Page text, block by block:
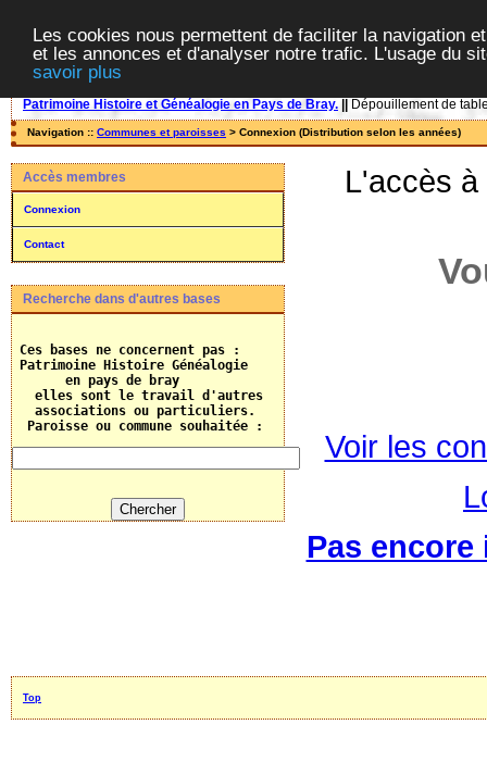
Les cookies nous permettent de faciliter la navigation
et les annonces et d'analyser notre trafic. L'usage du
savoir plus
Patrimoine Histoire et Généalogie en Pays de Bray. Dépouillement de
Navigation :: Communes et paroisses > Connexion (Distribution selon les années)
Accès membres
Connexion
Contact
Recherche dans d'autres bases
Ces bases ne concernent pas :
Patrimoine Histoire Généalogie
       en pays de bray
   elles sont le travail d'autres
   associations ou particuliers.
  Paroisse ou commune souhaitée :
L'accès
Voir les
Pas
Top